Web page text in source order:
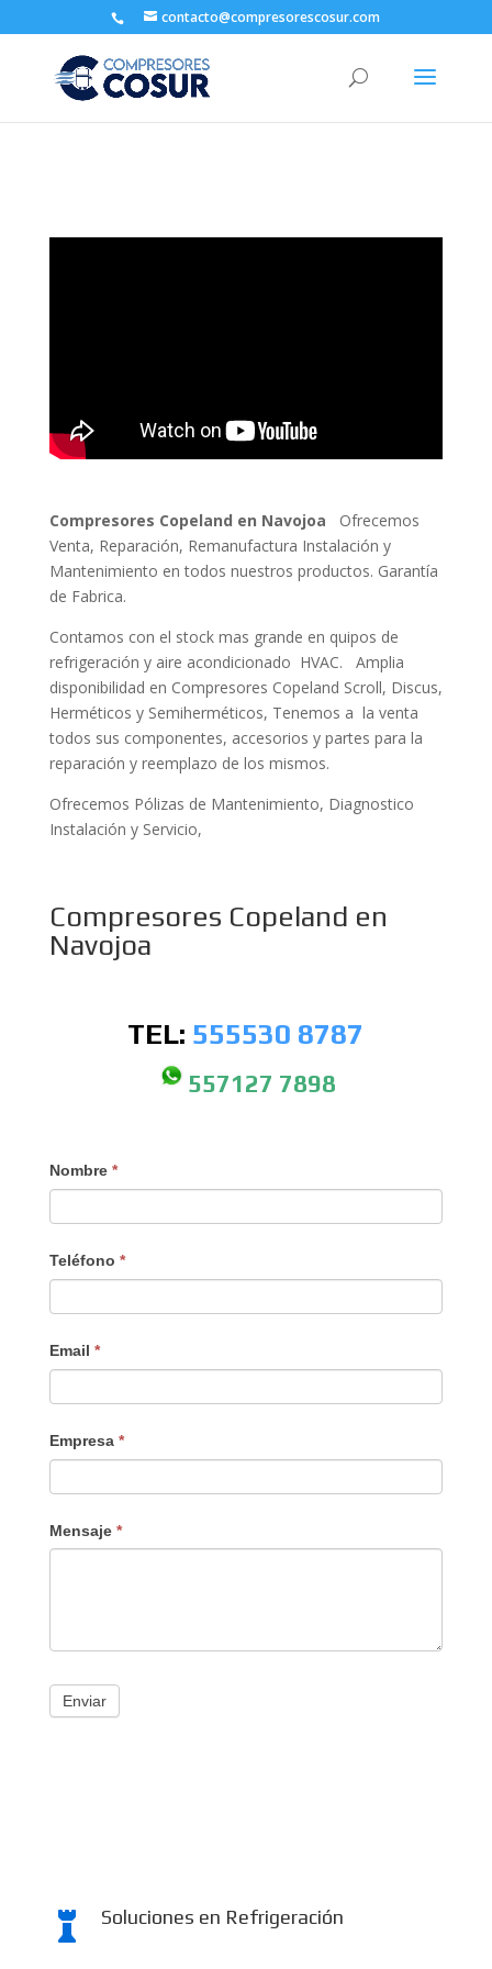
contacto@compresorescosur.com
Compresores Copeland en Navojoa
Ofrecemos
Venta, Reparación, Remanufactura Instalación y
Mantenimiento en todos nuestros productos. Garantía
de Fabrica.
Contamos con el stock mas grande en quipos de
refrigeración y aire acondicionado HVAC. Amplia
disponibilidad en Compresores Copeland Scroll, Discus,
Herméticos y Semiherméticos, Tenemos a la venta
todos sus componentes, accesorios y partes para la
reparación y reemplazo de los mismos.
Ofrecemos Pólizas de Mantenimiento, Diagnostico
Instalación y Servicio,
Compresores Copeland en
Navojoa
TEL: 555530 8787
557127 7898
If
you
are
human,
leave
this
field
blank.
Nombre *
Teléfono *
Email *
Empresa *
Mensaje *
Enviar
 Soluciones en Refrigeración